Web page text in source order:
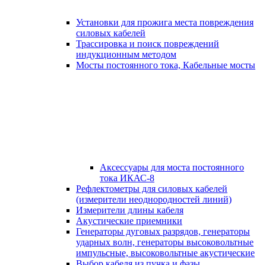
Установки для прожига места повреждения
силовых кабелей
Трассировка и поиск повреждений
индукционным методом
Мосты постоянного тока, Кабельные мосты
Аксессуары для моста постоянного
тока ИКАС-8
Рефлектометры для силовых кабелей
(измерители неоднородностей линий)
Измерители длины кабеля
Акустические приемники
Генераторы дуговых разрядов, генераторы
ударных волн, генераторы высоковольтные
импульсные, высоковольтные акустические